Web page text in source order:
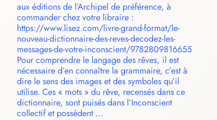
aux éditions de l’Archipel de préférence, à
commander chez votre libraire :
https://www.lisez.com/livre-grand-format/le-
nouveau-dictionnaire-des-reves-decodez-les-
messages-de-votre-inconscient/9782809816655
Pour comprendre le langage des rêves, il est
nécessaire d’en connaître la grammaire, c’est à
dire le sens des images et des symboles qu’il
utilise. Ces « mots » du rêve, recensés dans ce
dictionnaire, sont puisés dans l’Inconscient
collectif et possèdent …